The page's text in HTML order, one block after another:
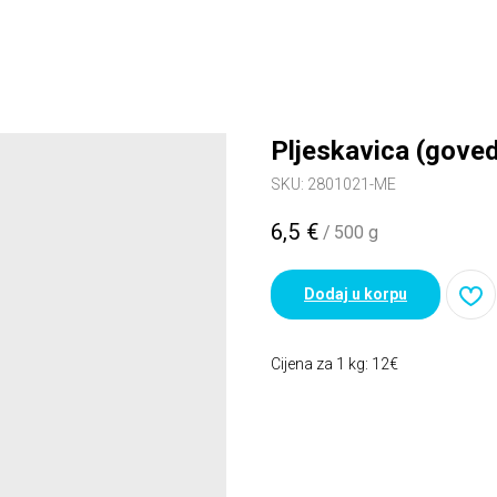
Pljeskavica
SKU: 2801021-ME
6,5 € / 500 g
Dodaj u korpu
Cijena za 1 kg: 12€